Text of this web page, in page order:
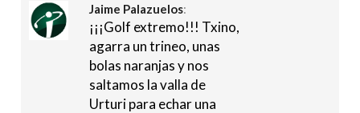
Jaime Palazuelos:
¡¡¡Golf extremo!!! Txino,
agarra un trineo, unas
bolas naranjas y nos
saltamos la valla de
Urturi para echar una